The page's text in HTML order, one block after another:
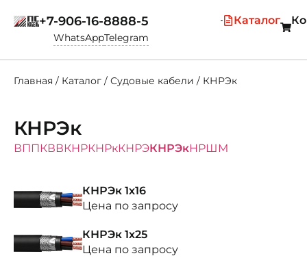
Каталог
+7-906-16-8888-5
WhatsAppTelegram
Главная / Каталог / Судовые кабели / КНРЭк
КНРЭк
ВППКВВКНРКНРкКНРЭКНРЭкНРШМ
КНРЭк 1х16
Цена по запросу
КНРЭк 1х25
Цена по запросу